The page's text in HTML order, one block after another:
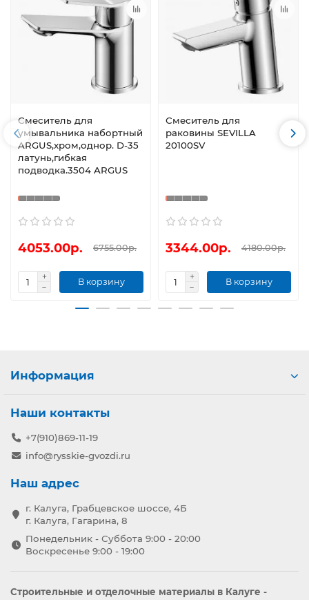
Cмеситель для
умывальника набортный
ARGUS,хром,однор. D-35
латунь,гибкая
подводка.3504 ARGUS
4053.00р. 6755.00р.
В корзину
Смеситель для
раковины SEVILLA
20100SV
3344.00р. 4180.00р.
В корзину
Информация
Наши контакты
+7(910)869-11-19
info@rysskie-gvozdi.ru
Наш адрес
г. Калуга, Грабцевское шоссе, 4Б
г. Калуга, Гагарина, 8
Понедельник - Суббота 9:00 - 20:00
Воскресенье 9:00 - 19:00
Строительные и отделочные материалы в Калуге -